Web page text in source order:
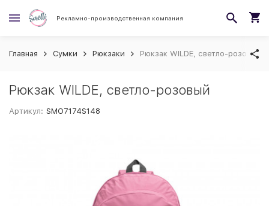
Рекламно-производственная компания
Главная Сумки Рюкзаки Рюкзак WILDE, светло-розовый
Рюкзак WILDE, светло-розовый
Артикул: SMO7174S148